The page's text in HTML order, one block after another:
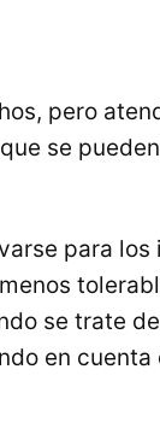
pero
se
para
se trate
en